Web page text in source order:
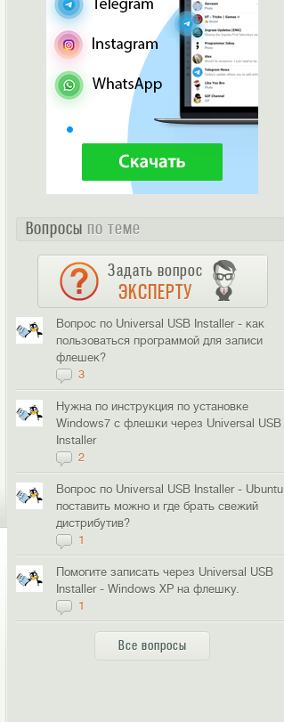
Вопросы по теме
Задать вопрос
ЭКСПЕРТУ
Вопрос по Universal USB Installer - как
пользоваться программой для записи
флешек?
3
Нужна по инструкция по установке
Windows7 с флешки через Universal USB
Installer
2
Вопрос по Universal USB Installer - Ubuntu
поставить можно и где брать свежий
дистрибутив?
1
Помогите записать через Universal USB
Installer - Windows XP на флешку.
1
Все вопросы